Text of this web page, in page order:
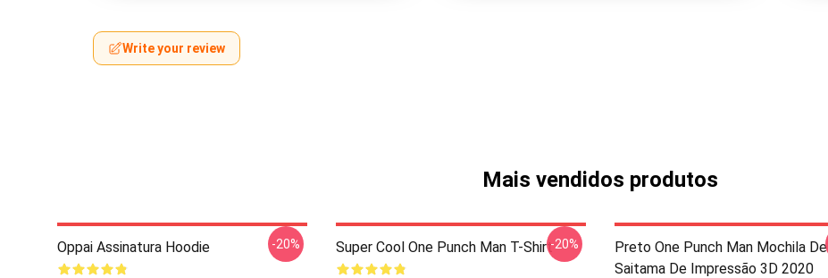
Write your review
Mais vendidos produtos
Oppai Assinatura Hoodie -20% Super Cool One Punch Man T-Shirt-20%
Preto One Punch Man Mochila De
Saitama De Impressão 3D 2020